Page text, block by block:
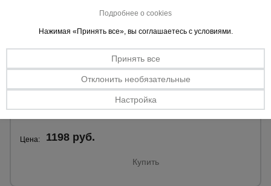
Кронштейн подмости Промышленник КП
Материал:
сталь.
Вес:
17,1 кг.
Цена: 1198 руб.
Купить
Подробнее о cookies
Нажимая «Принять все», вы соглашаетесь с условиями.
Принять все
Отклонить необязательные
Настройка